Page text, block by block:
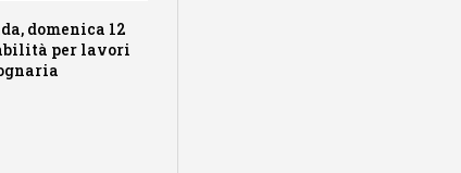
domenica 12
per lavori